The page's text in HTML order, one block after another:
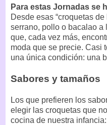
Para estas Jornadas se
Desde esas “croquetas
serrano, pollo o bacalao a
que, cada vez más,
moda que se precie. Casi
una única condición: una
Sabores y tamaños
Los que prefieren los
elegir las croquetas que
cocina de nuestra